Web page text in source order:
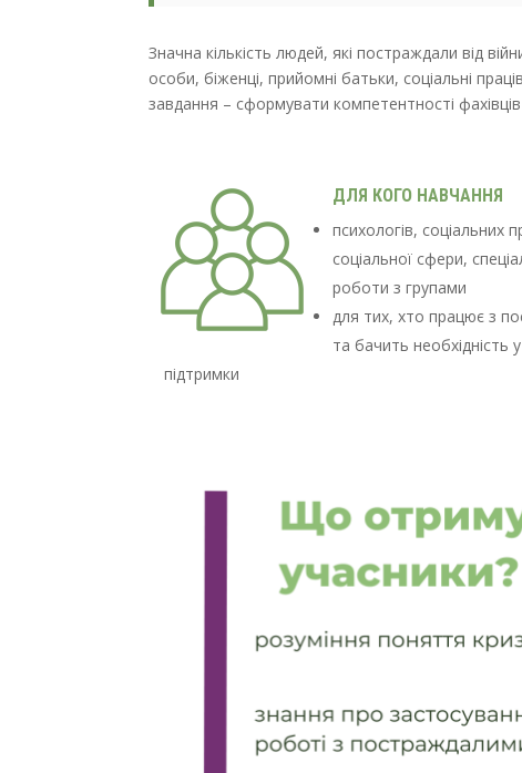
Значна кількість людей, які постраждали від
особи, біженці, прийомні батьки, соціальні
завдання – сформувати компетентності
ДЛЯ КОГО НАВЧАННЯ
психологів, соціальних
соціальної сфери,
роботи з групами
для тих, хто працює з
та бачить необхідність
підтримки